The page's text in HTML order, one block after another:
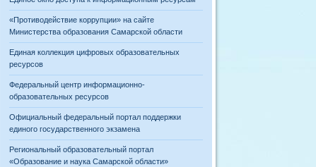
«Противодействие коррупции» на сайте
Министерства образования Самарской области
Единая коллекция цифровых образовательных
ресурсов
Федеральный центр информационно-
образовательных ресурсов
Официальный федеральный портал поддержки
единого государственного экзамена
Региональный образовательный портал
«Образование и наука Самарской области»